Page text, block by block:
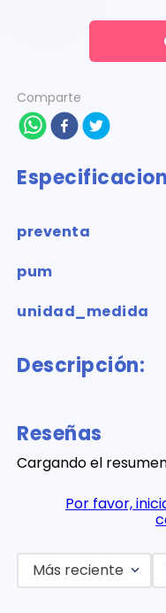
Comparte
preventa
pum
unidad_medida
Descripción:
Reseñas
Cargando el
Por favor,
Más reciente